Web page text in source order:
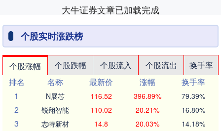
大牛证券文章已加载完成
个股实时涨跌榜
个股涨幅 个股跌幅 个股流入 个股流出
换手率
排名
名称 最新价 涨幅
换手率
1
N展芯 116.52 396.89% 79.39%
2 锐翔智能 110.02 20.21% 16.80%
3 志特新材 14.8 20.03% 14.18%